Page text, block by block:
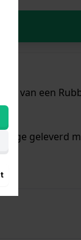
van een
geleverd